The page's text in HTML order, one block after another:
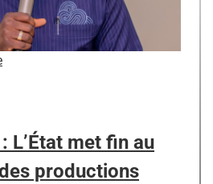
L’État met fin au
productions